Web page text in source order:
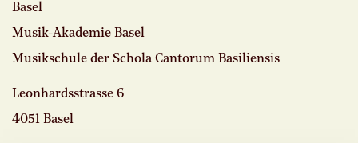
Basel
Musik-Akademie Basel
Musikschule der Schola Cantorum Basiliensis
Leonhardsstrasse 6
4051 Basel